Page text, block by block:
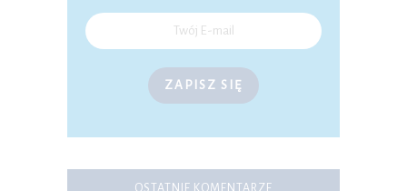
ZAPISZ SIĘ